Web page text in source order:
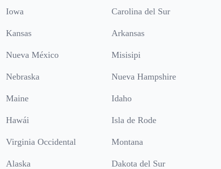
Iowa Carolina del Sur
Kansas Arkansas
Nueva México Misisipi
Nebraska Nueva Hampshire
Maine Idaho
Hawái Isla de Rode
Virginia Occidental Montana
Alaska Dakota del Sur